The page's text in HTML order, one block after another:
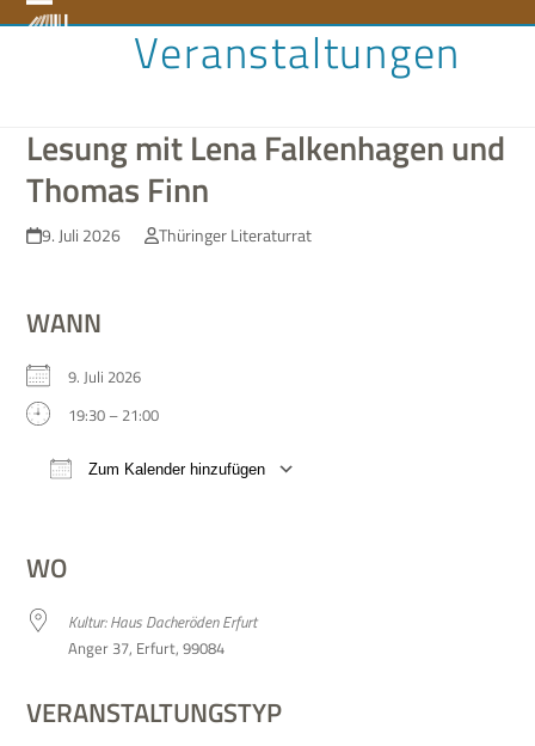
to Open
Close
Veranstaltungen
Lesung mit Lena Falkenhagen und
Thomas Finn
9. Juli 2026 Thüringer Literaturrat
WANN
9. Juli 2026
19:30 – 21:00
Zum Kalender hinzufügen
WO
Kul­tur: Haus Dach­eröden Erfurt
Anger 37, Erfurt, 99084
VERANSTALTUNGSTYP